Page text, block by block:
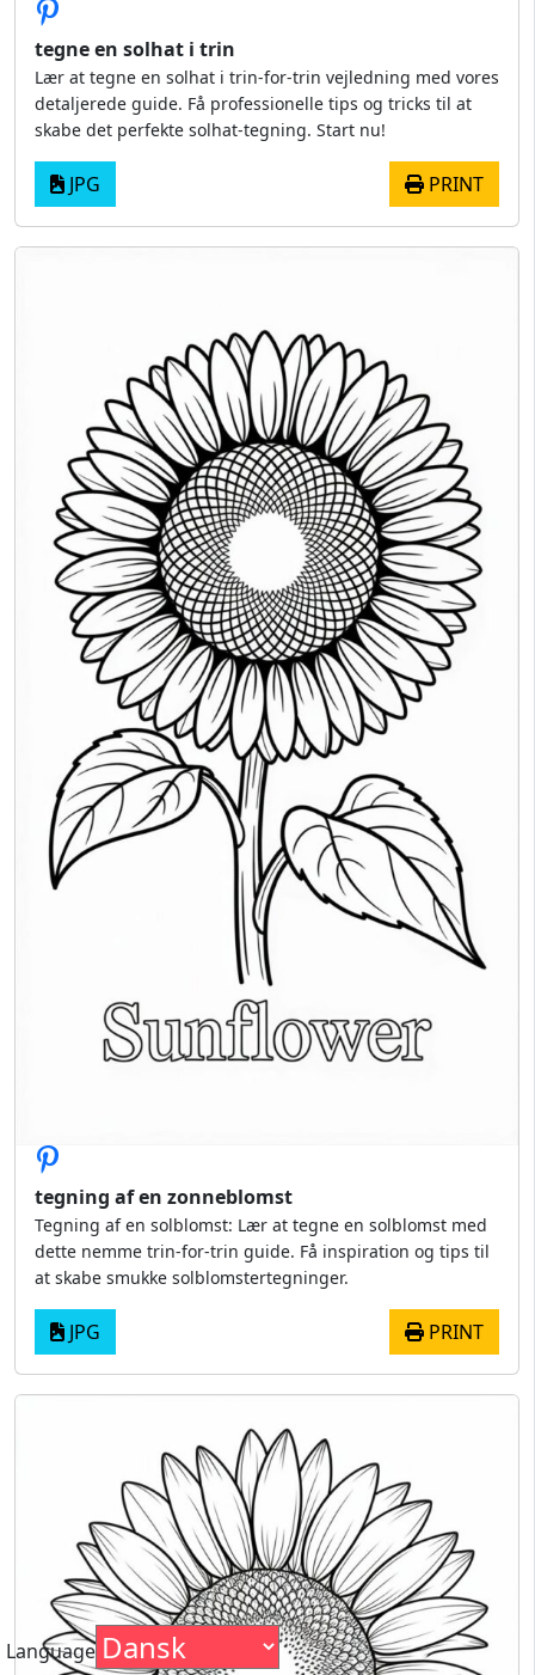
tegne en solhat i trin
Lær at tegne en solhat i trin-for-trin vejledning med vores
detaljerede guide. Få professionelle tips og tricks til at
skabe det perfekte solhat-tegning. Start nu!
JPG PRINT
tegning af en zonneblomst
Tegning af en solblomst: Lær at tegne en solblomst med
dette nemme trin-for-trin guide. Få inspiration og tips til
at skabe smukke solblomstertegninger.
JPG PRINT
Language